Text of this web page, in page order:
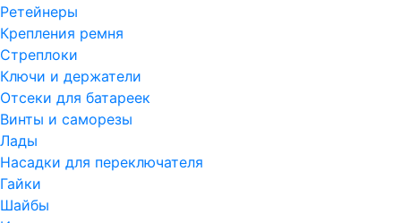
Ретейнеры
Крепления ремня
Стреплоки
Ключи и держатели
Отсеки для батареек
Винты и саморезы
Лады
Насадки для переключателя
Гайки
Шайбы